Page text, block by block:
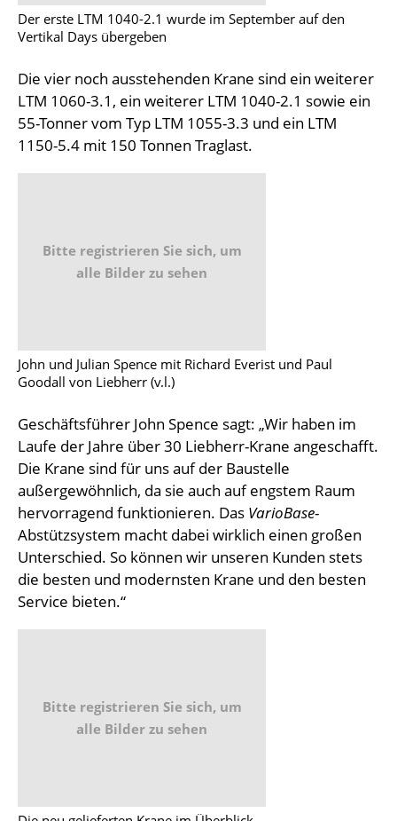
Der erste LTM 1040-2.1 wurde im September auf den
Vertikal Days übergeben
Die vier noch ausstehenden Krane sind ein weiterer
LTM 1060-3.1, ein weiterer LTM 1040-2.1 sowie ein
55-Tonner vom Typ LTM 1055-3.3 und ein LTM
1150-5.4 mit 150 Tonnen Traglast.
Bitte registrieren Sie sich, um
alle Bilder zu sehen
John und Julian Spence mit Richard Everist und Paul
Goodall von Liebherr (v.l.)
Geschäftsführer John Spence sagt: „Wir haben im
Laufe der Jahre über 30 Liebherr-Krane angeschafft.
Die Krane sind für uns auf der Baustelle
außergewöhnlich, da sie auch auf engstem Raum
hervorragend funktionieren. Das VarioBase-
Abstützsystem macht dabei wirklich einen großen
Unterschied. So können wir unseren Kunden stets
die besten und modernsten Krane und den besten
Service bieten.“
Bitte registrieren Sie sich, um
alle Bilder zu sehen